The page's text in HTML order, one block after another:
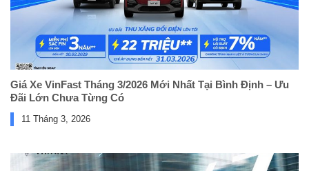
Giá Xe VinFast Tháng 3/2026 Mới Nhất Tại Bình Định – Ưu
Đãi Lớn Chưa Từng Có
11 Tháng 3, 2026